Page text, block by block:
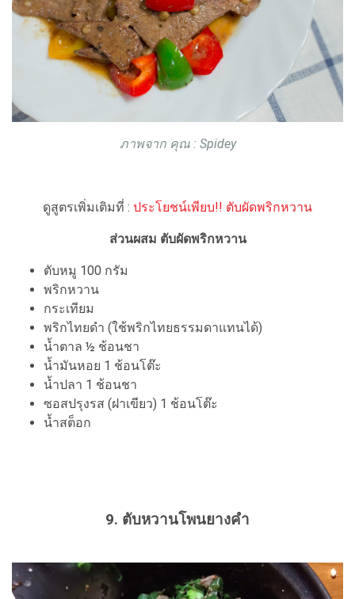
ภาพจาก คุณ : Spidey
ดูสูตรเพิ่มเติมที่ : ประโยชน์เพียบ!! ตับผัดพริกหวาน
ส่วนผสม ตับผัดพริกหวาน
ตับหมู 100 กรัม
พริกหวาน
กระเทียม
พริกไทยดำ (ใช้พริกไทยธรรมดาแทนได้)
น้ำตาล ½ ช้อนชา
น้ำมันหอย 1 ช้อนโต๊ะ
น้ำปลา 1 ช้อนชา
ซอสปรุงรส (ฝาเขียว) 1 ช้อนโต๊ะ
น้ำสต็อก
9. ตับหวานโพนยางคำ